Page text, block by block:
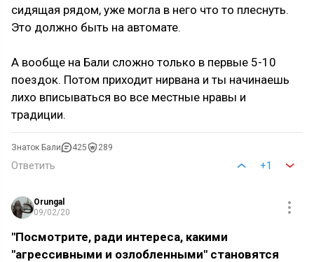
сидящая рядом, уже могла в него что то плеснуть.
Это должно быть на автомате.
А вообще на Бали сложно только в первые 5-10
поездок. Потом приходит нирвана и ты начинаешь
лихо вписываться во все местные нравы и
традиции.
Знаток Бали 425 289
Ответить +1
Orungal
09/02/20
"Посмотрите, ради интереса, какими
"агрессивными и озлобленными" становятся